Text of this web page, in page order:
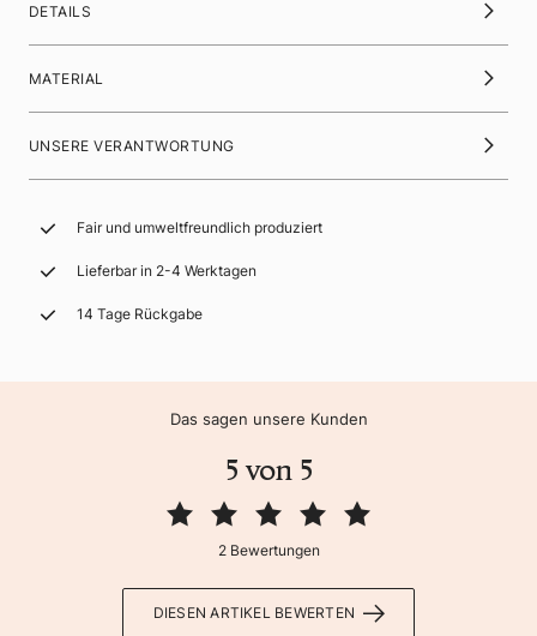
DETAILS
MATERIAL
UNSERE VERANTWORTUNG
Fair und umweltfreundlich produziert
Lieferbar in 2-4 Werktagen
14 Tage Rückgabe
Das sagen unsere Kunden
5 von 5
2 Bewertungen
DIESEN ARTIKEL BEWERTEN